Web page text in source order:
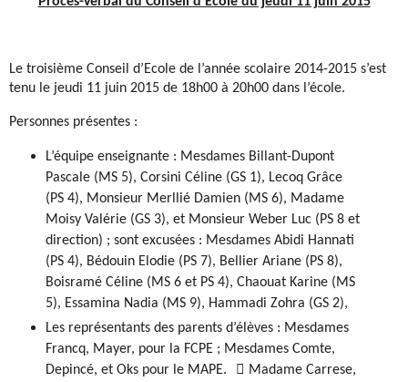
Le troisième Conseil d’Ecole de l’année scolaire 2014-2015 s’est
tenu le jeudi 11 juin 2015 de 18h00 à 20h00 dans l’école.
Personnes présentes :
L’équipe enseignante : Mesdames Billant-Dupont
Pascale (MS 5), Corsini Céline (GS 1), Lecoq Grâce
(PS 4), Monsieur Merllié Damien (MS 6), Madame
Moisy Valérie (GS 3), et Monsieur Weber Luc (PS 8 et
direction) ; sont excusées : Mesdames Abidi Hannati
(PS 4), Bédouin Elodie (PS 7), Bellier Ariane (PS 8),
Boisramé Céline (MS 6 et PS 4), Chaouat Karine (MS
5), Essamina Nadia (MS 9), Hammadi Zohra (GS 2),
Les représentants des parents d’élèves : Mesdames
Francq, Mayer, pour la FCPE ; Mesdames Comte,
Depincé, et Oks pour le MAPE.
 Madame Carrese,